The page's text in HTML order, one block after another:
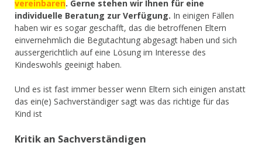
vereinbaren. Gerne stehen wir Ihnen für eine
individuelle Beratung zur Verfügung. In einigen Fällen
haben wir es sogar geschafft, das die betroffenen Eltern
einvernehmlich die Begutachtung abgesagt haben und sich
aussergerichtlich auf eine Lösung im Interesse des
Kindeswohls geeinigt haben.
Und es ist fast immer besser wenn Eltern sich einigen anstatt
das ein(e) Sachverständiger sagt was das richtige für das
Kind ist
Kritik an Sachverständigen